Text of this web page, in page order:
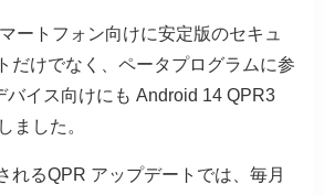
ートフォン向けに安定版のセキュ
だけでなく、ペータプログラムに参
バイス向けにも Android 14 QPR3
ました。
れるQPR アップデートでは、毎月